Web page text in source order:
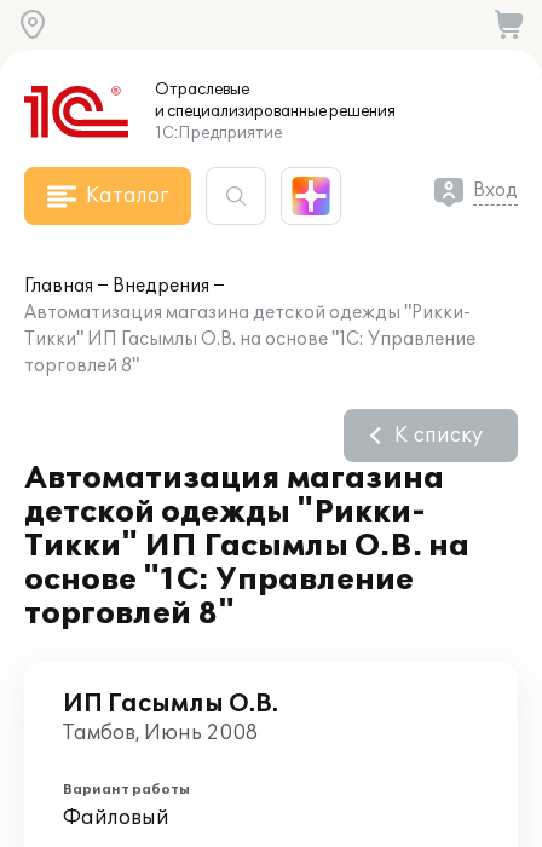
Отраслевые
и специализированныерешения
1С:Предприятие
Каталог Вход
Главная
Внедрения
Автоматизация магазина детской одежды "Рикки-
Тикки" ИП Гасымлы О.В. на основе "1С: Управление
торговлей 8"
Автоматизация магазина
детской одежды "Рикки-
Тикки" ИП Гасымлы О.В. на
основе "1С: Управление
торговлей 8"
К списку
ИП Гасымлы О.В.
Тамбов, Июнь 2008
Вариант работы
Файловый